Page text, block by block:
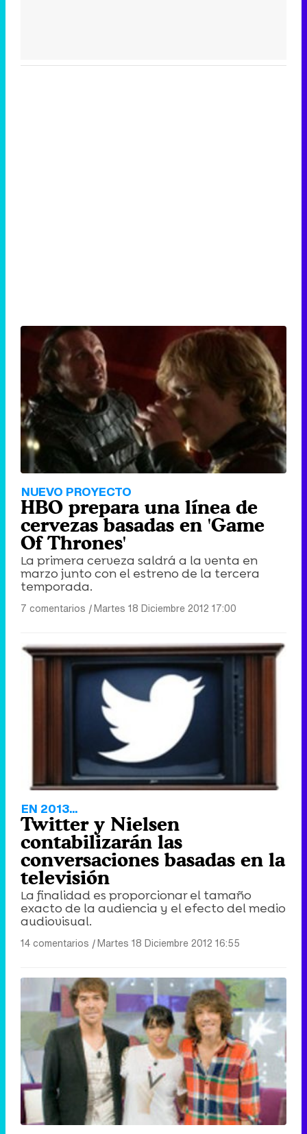
NUEVO PROYECTO
HBO prepara una línea de
cervezas basadas en 'Game
Of Thrones'
La primera cerveza saldrá a la venta en
marzo junto con el estreno de la tercera
temporada.
7 comentarios |Martes 18 Diciembre 2012 17:00
EN 2013...
Twitter y Nielsen
contabilizarán las
conversaciones basadas en la
televisión
La finalidad es proporcionar el tamaño
exacto de la audiencia y el efecto del medio
audiovisual.
14 comentarios |Martes 18 Diciembre 2012 16:55